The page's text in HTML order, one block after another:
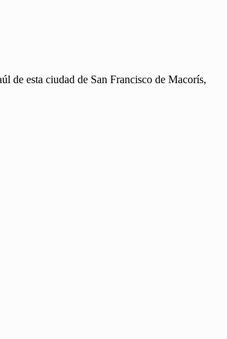
de esta ciudad de San Francisco de Macorís,